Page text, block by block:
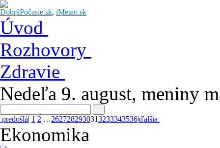
DobréPočasie.sk, iMeteo.sk
Úvod
Rozhovory
Zdravie
Nedeľa 9. august, meniny
predošlá| 1 2 …2627282930313233343536|ďalšia
Ekonomika